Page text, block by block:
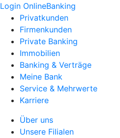
Login OnlineBanking
Privatkunden
Firmenkunden
Private Banking
Immobilien
Banking & Verträge
Meine Bank
Service & Mehrwerte
Karriere
Über uns
Unsere Filialen